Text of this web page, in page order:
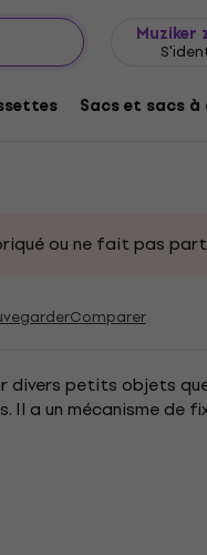
Muziker
Sacs et sacs à
ou ne fait pas
Comparer
divers petits objets
Il a un mécanisme de